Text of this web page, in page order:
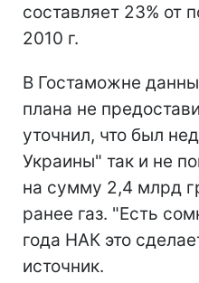
составляет 23% от
2010 г.
В Гостаможне
плана не
уточнил, что был
Украины" так и не
на сумму 2,4 млрд
ранее газ. "Есть
года НАК это
источник.